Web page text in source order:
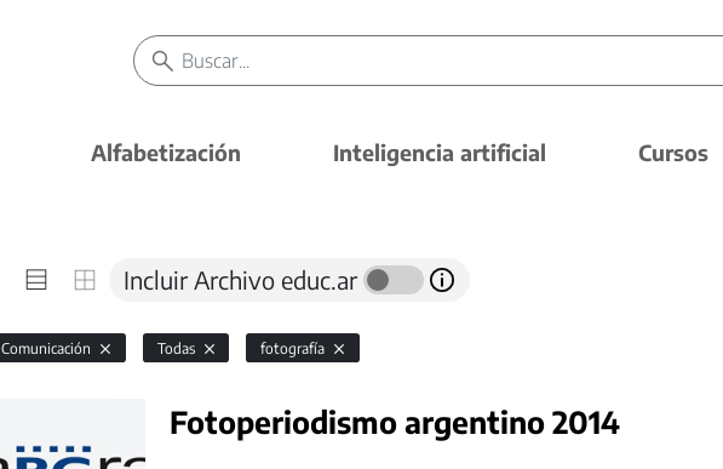
Alfabetización Inteligencia artificial Cursos
Incluir Archivo educ.ar
Comunicación Todas fotografía
Fotoperiodismo argentino 2014